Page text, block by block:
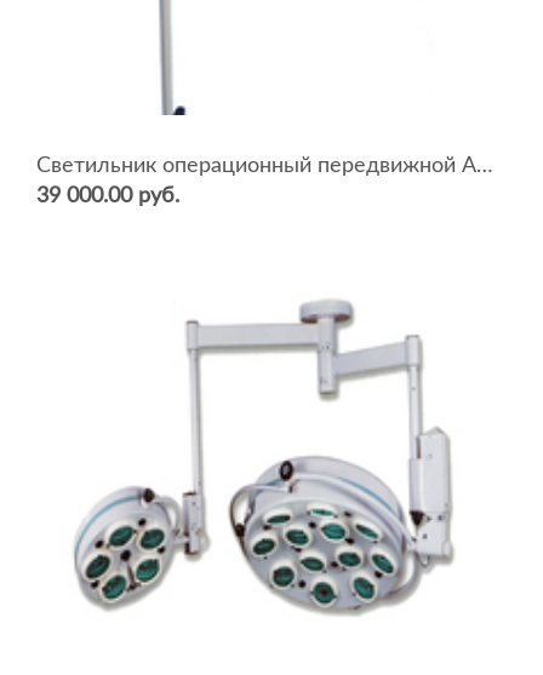
Светильник операционный передвижной АЛЬФА-734
39 000.00 руб.